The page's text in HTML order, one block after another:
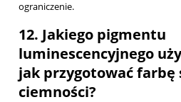
ograniczenie.
12. Jakiego pigmentu
luminescencyjnego
jak przygotować farbę
ciemności?